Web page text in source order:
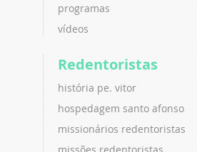
programas
vídeos
Redentoristas
história pe. vitor
hospedagem santo afonso
missionários redentoristas
missões redentoristas